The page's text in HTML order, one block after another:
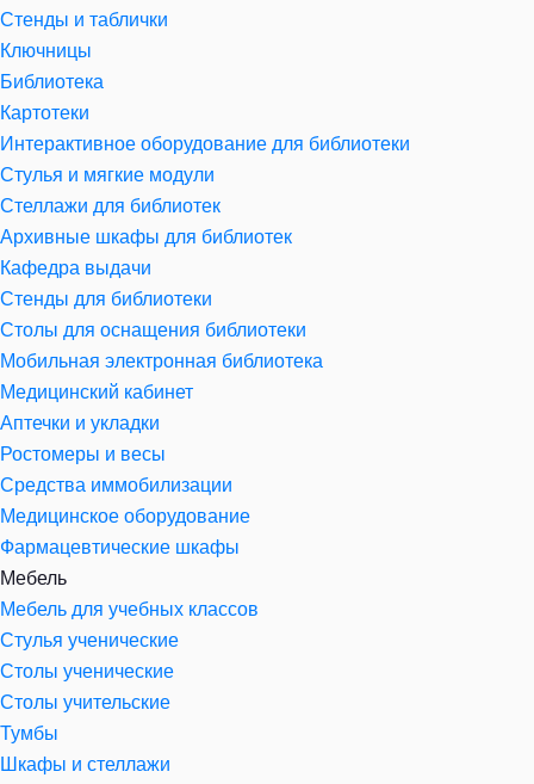
Стенды и таблички
Ключницы
Библиотека
Картотеки
Интерактивное оборудование для библиотеки
Стулья и мягкие модули
Стеллажи для библиотек
Архивные шкафы для библиотек
Кафедра выдачи
Стенды для библиотеки
Столы для оснащения библиотеки
Мобильная электронная библиотека
Медицинский кабинет
Аптечки и укладки
Ростомеры и весы
Средства иммобилизации
Медицинское оборудование
Фармацевтические шкафы
Мебель
Мебель для учебных классов
Стулья ученические
Столы ученические
Столы учительские
Тумбы
Шкафы и стеллажи